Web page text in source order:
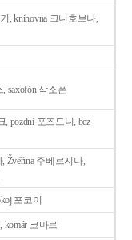
, knihovna 크니호브나,
saxofón 삭소폰
, pozdní 포즈드니, bez
Žvěřina 주베르지나,
포코이
komár 코마르